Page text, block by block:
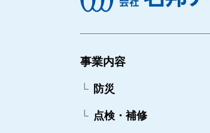
事業内容
防災
点検・補修